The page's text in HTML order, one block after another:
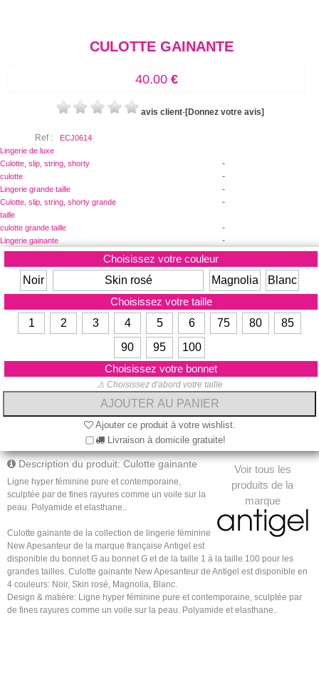
CULOTTE GAINANTE
40.00€
avis client-[Donnez votre avis]
Ref :
ECJ0614
Lingerie de luxe
-
Culotte, slip, string, shorty
-
culotte
-
Lingerie grande taille
-
Culotte, slip, string, shorty grande
taille
-
culotte grande taille
-
Lingerie gainante
Choisissez votre couleur
Noir
Skin rosé Magnolia
Blanc
Choisissez votre taille
1
2 3 4 5 6 75 80
85
90
95
100
Choisissez votre bonnet
⚠ Choisissez d'abord votre taille
Ajouter ce produit à votre wishlist.
Livraison à domicile gratuite!
Voir tous les
produits de la
marque
Description du produit: Culotte gainante
Ligne hyper féminine pure et contemporaine,
sculptée par de fines rayures comme un voile sur la
peau. Polyamide et elasthane..
Culotte gainante de la collection de lingerie féminine
New Apesanteur de la marque française Antigel est
disponible du bonnet G au bonnet G et de la taille 1 à la taille 100 pour les
grandes tailles. Culotte gainante New Apesanteur de Antigel est disponible en
4 couleurs: Noir, Skin rosé, Magnolia, Blanc.
Design & matière: Ligne hyper féminine pure et contemporaine, sculptée par
de fines rayures comme un voile sur la peau. Polyamide et elasthane..